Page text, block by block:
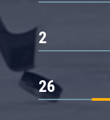
2
26